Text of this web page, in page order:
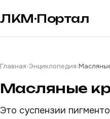
ЛКМ·Портал
Главная›Энциклопедия›
Масляные
Это суспензии